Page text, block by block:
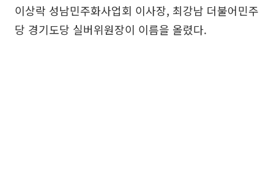
이상락 성남민주화사업회 이사장, 최강남 더불어민주
당 경기도당 실버위원장이 이름을 올렸다.